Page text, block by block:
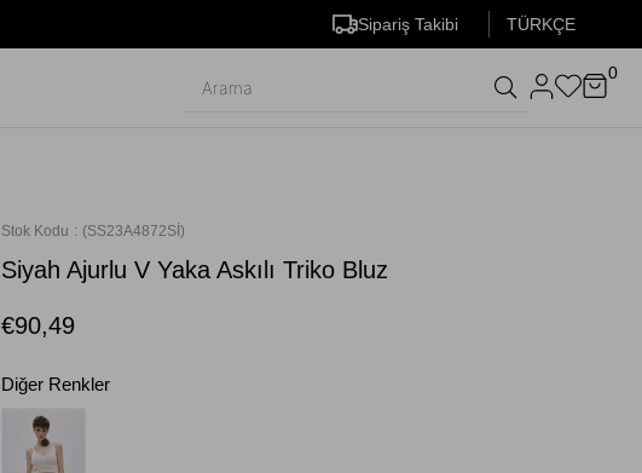
Sipariş Takibi TÜRKÇE
0
Stok Kodu (SS23A4872Sİ)
Siyah Ajurlu V Yaka Askılı Triko Bluz
€90,49
Diğer Renkler